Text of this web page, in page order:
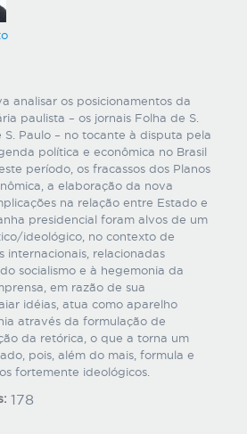
analisar os posicionamentos da
paulista – os jornais Folha de S.
S. Paulo – no tocante à disputa pela
política e econômica no Brasil
período, os fracassos dos Planos
a elaboração da nova
na relação entre Estado e
presidencial foram alvos de um
ideológico, no contexto de
internacionais, relacionadas
socialismo e à hegemonia da
em razão de sua
idéias, atua como aparelho
através da formulação de
da retórica, o que a torna um
pois, além do mais, formula e
fortemente ideológicos.
178